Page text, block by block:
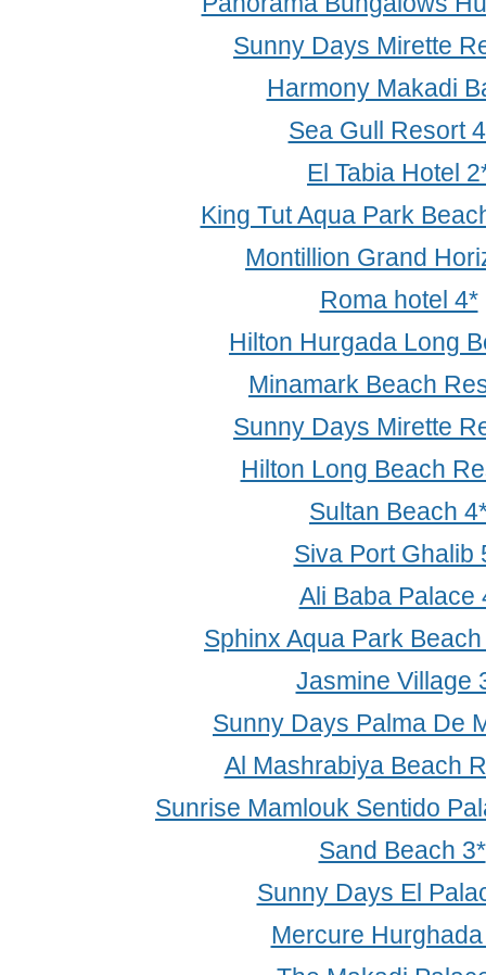
Sunny Days Mirette
Harmony Makadi
Sea Gull Resort
El Tabia Hotel
King Tut Aqua Park
Montillion Grand
Roma hotel 4*
Hilton Hurgada Long
Minamark Beach
Sunny Days Mirette
Hilton Long Beach
Sultan Beach
Siva Port Ghalib
Ali Baba Palace
Sphinx Aqua Park
Jasmine Village
Sunny Days Palma De
Al Mashrabiya Beach
Sunrise Mamlouk Sentido
Sand Beach 3*
Sunny Days El
Mercure